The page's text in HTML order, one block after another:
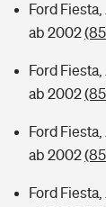
Ford Fiesta,
ab 2002
Ford Fiesta,
ab 2002
Ford Fiesta,
ab 2002
Ford Fiesta,